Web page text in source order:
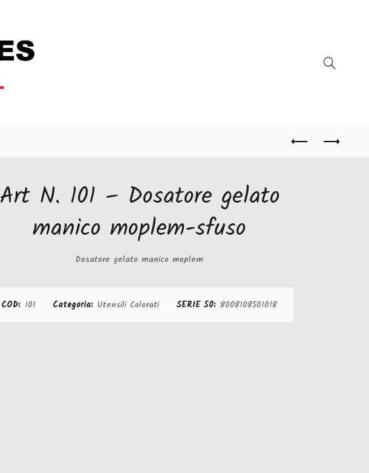
Art N. 101 – Dosatore gelato
manico moplem-sfuso
Dosatore gelato manico moplem
COD: 101 Categoria: Utensili Colorati SERIE 50: 8008108501018